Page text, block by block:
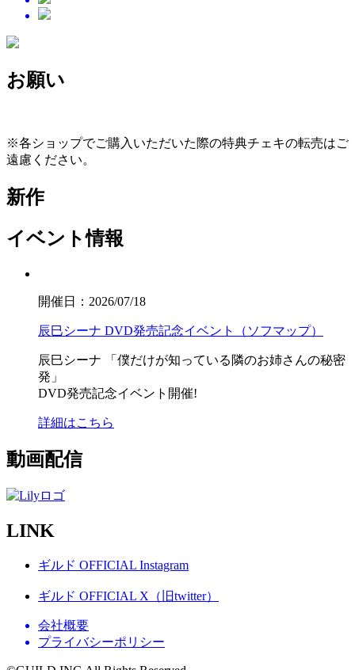
お願い
※各ショップでご購入いただいた際の特典チェキの転売はご
遠慮ください。
新作
イベント情報
開催日：2026/07/18
辰巳シーナ DVD発売記念イベント（ソフマップ）
辰巳シーナ
「僕だけが知っている隣のお姉さんの秘密
発」
DVD発売記念イベント開催!
詳細はこちら
動画配信
LINK
ギルド OFFICIAL Instagram
ギルド OFFICIAL X（旧twitter）
会社概要
プライバシーポリシー